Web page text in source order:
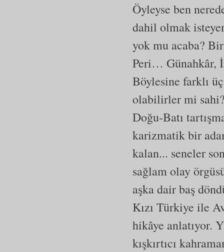
Öyleyse ben
dahil olmak
yok mu acaba?
Peri… Günahkâr,
Böylesine farklı
olabilirler mi
Doğu-Batı
karizmatik bir
kalan... seneler
sağlam olay
aşka dair baş
Kızı Türkiye ile
hikâye anlatıyor.
kışkırtıcı